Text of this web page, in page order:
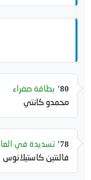
80' بطاقة صفراء
محمدو كانتي
78'
تسديدة في
فالنتين كاستيلانوس